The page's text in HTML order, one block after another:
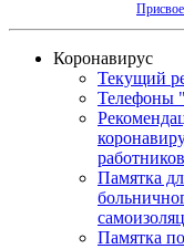
Коронавирус
Текущий
Телефоны
работников
Памятка
Памятка